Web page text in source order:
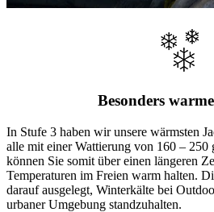
Besonders
In Stufe 3 haben wir unsere wärmsten
alle mit einer Wattierung von 160 – 250
können Sie somit über einen längeren
Temperaturen im Freien warm halten.
darauf ausgelegt, Winterkälte bei
urbaner Umgebung standzuhalten.